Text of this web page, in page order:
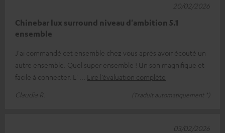
Chinebar lux surround niveau d'ambition 5.1
ensemble
J'ai commandé cet ensemble chez vous après avoir écouté un
autre ensemble. Quel super ensemble ! Un son magnifique et
facile à connecter. L'
Lire l’évaluation complète
Claudia R.
(Traduit automatiquement *)
20/02/2026
03/02/2026